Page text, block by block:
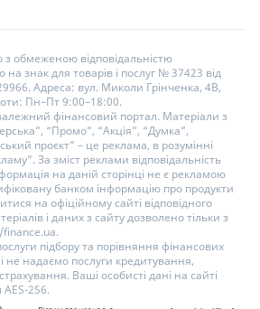
обмеженою відповідальністю
знак для товарів і послуг № 37423 від
Адреса: вул. Миколи Грінченка, 4В,
Пн–Пт 9:00–18:00.
фінансовий портал. Матеріали з
“Промо”, “Акція”, “Думка”,
проєкт” – це реклама, в розумінні
За зміст реклами відповідальність
на даній сторінці не є рекламою
банком інформацію про продукти
на офіційному сайті відповідного
і даних з сайту дозволено тільки з
підбору та порівняння фінансових
не надаємо послуги кредитування,
Ваші особисті дані на сайті
256.